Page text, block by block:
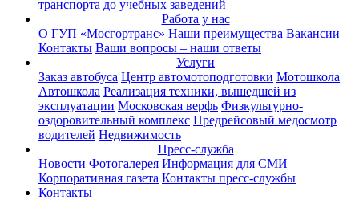
транспорта до учебных заведений
Работа у нас
О ГУП «Мосгортранс» Наши преимущества Вакансии
Контакты Ваши вопросы – наши ответы
Услуги
Заказ автобуса Центр автомотоподготовки Мотошкола
Автошкола Реализация техники, вышедшей из
эксплуатации Московская верфь Физкультурно-
оздоровительный комплекс Предрейсовый медосмотр
водителей Недвижимость
Пресс-служба
Новости Фотогалерея Информация для СМИ
Корпоративная газета Контакты пресс-службы
Контакты